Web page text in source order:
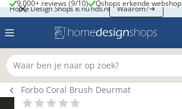
Home Design Shops is nu hds.nl
Home Design Shops is nu hds.nl Waarom?
9.000+ reviews (9/10)
9.000+ reviews (9/10) Qshops erkende webshop
Qshops erkende webshop
Waar ben je naar op zoek?
Breadcrumb navigatie
Forbo Coral Brush Deurmat